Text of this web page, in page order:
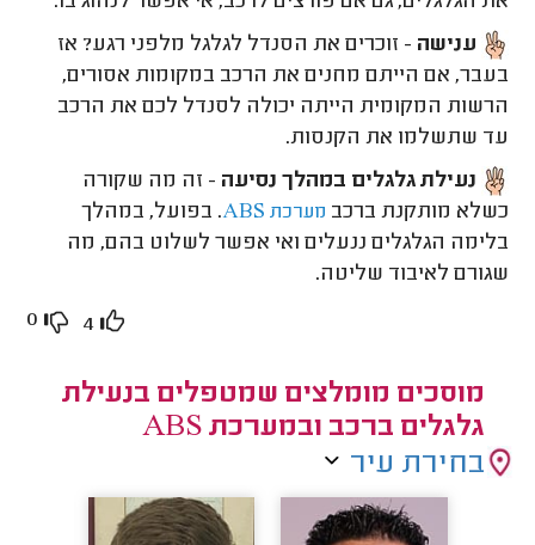
ענישה - זוכרים את הסנדל לגלגל מלפני רגע? אז
בעבר, אם הייתם מחנים את הרכב במקומות אסורים,
הרשות המקומית הייתה יכולה לסנדל לכם את הרכב
עד שתשלמו את הקנסות.
נעילת גלגלים במהלך נסיעה - זה מה שקורה
כשלא מותקנת ברכב מערכת ABS. בפועל, במהלך
בלימה הגלגלים ננעלים ואי אפשר לשלוט בהם, מה
שגורם לאיבוד שליטה.
4
0
מוסכים מומלצים שמטפלים בנעילת
גלגלים ברכב ובמערכת ABS
בחירת עיר